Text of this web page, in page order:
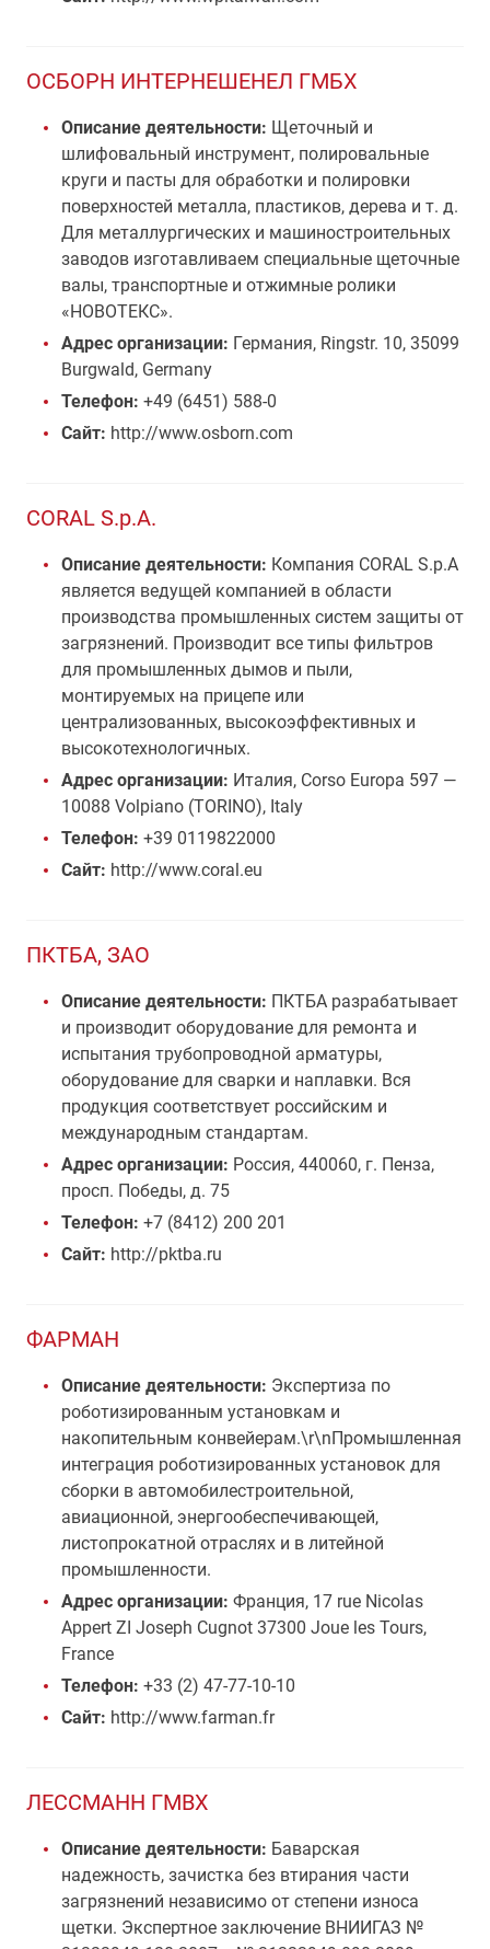
ОСБОРН ИНТЕРНЕШЕНЕЛ ГМБХ
Описание деятельности: Щеточный и
шлифовальный инструмент, полировальные
круги и пасты для обработки и полировки
поверхностей металла, пластиков, дерева и т. д.
Для металлургических и машиностроительных
заводов изготавливаем специальные щеточные
валы, транспортные и отжимные ролики
«НОВОТЕКС».
Адрес организации: Германия, Ringstr. 10, 35099
Burgwald, Germany
Телефон: +49 (6451) 588-0
Сайт: http://www.osborn.com
CORAL S.p.A.
Описание деятельности: Компания CORAL S.p.A
является ведущей компанией в области
производства промышленных систем защиты от
загрязнений. Производит все типы фильтров
для промышленных дымов и пыли,
монтируемых на прицепе или
централизованных, высокоэффективных и
высокотехнологичных.
Адрес организации: Италия, Corso Europa 597 —
10088 Volpiano (TORINO), Italy
Телефон: +39 0119822000
Сайт: http://www.coral.eu
ПКТБА, ЗАО
Описание деятельности: ПКТБА разрабатывает
и производит оборудование для ремонта и
испытания трубопроводной арматуры,
оборудование для сварки и наплавки. Вся
продукция соответствует российским и
международным стандартам.
Адрес организации: Россия, 440060, г. Пенза,
просп. Победы, д. 75
Телефон: +7 (8412) 200 201
Сайт: http://pktba.ru
ФАРМАН
Описание деятельности: Экспертиза по
роботизированным установкам и
накопительным конвейерам.\r\nПромышленная
интеграция роботизированных установок для
сборки в автомобилестроительной,
авиационной, энергообеспечивающей,
листопрокатной отраслях и в литейной
промышленности.
Адрес организации: Франция, 17 rue Nicolas
Appert ZI Joseph Cugnot 37300 Joue les Tours,
France
Телефон: +33 (2) 47-77-10-10
Сайт: http://www.farman.fr
ЛЕССМАНН ГМВХ
Описание деятельности: Баварская
надежность, зачистка без втирания части
загрязнений независимо от степени износа
щетки. Экспертное заключение ВНИИГАЗ №